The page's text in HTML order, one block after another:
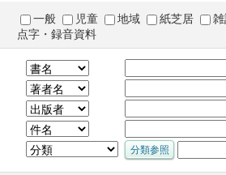
一般 児童 地域 紙芝居
点字・録音資料